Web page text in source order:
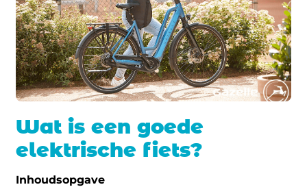
Wat is een goede
elektrische fiets?
Inhoudsopgave